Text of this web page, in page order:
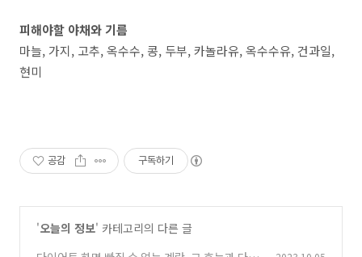
피해야할 야채와 기름
마늘, 가지, 고추, 옥수수, 콩, 두부, 카놀라유, 옥수수유, 건과일,
현미
공감 구독하기
'오늘의 정보' 카테고리의 다른 글